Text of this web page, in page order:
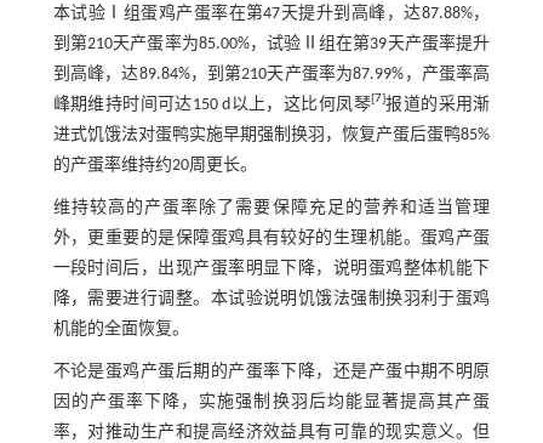
本试验Ⅰ组蛋鸡产蛋率在第47天提升到高峰，达87.88%，
到第210天产蛋率为85.00%，试验Ⅱ组在第39天产蛋率提升
到高峰，达89.84%，到第210天产蛋率为87.99%，产蛋率高
峰期维持时间可达150 d以上，这比何凤琴[7]报道的采用渐
进式饥饿法对蛋鸭实施早期强制换羽，恢复产蛋后蛋鸭85%
的产蛋率维持约20周更长。
维持较高的产蛋率除了需要保障充足的营养和适当管理
外，更重要的是保障蛋鸡具有较好的生理机能。蛋鸡产蛋
一段时间后，出现产蛋率明显下降，说明蛋鸡整体机能下
降，需要进行调整。本试验说明饥饿法强制换羽利于蛋鸡
机能的全面恢复。
不论是蛋鸡产蛋后期的产蛋率下降，还是产蛋中期不明原
因的产蛋率下降，实施强制换羽后均能显著提高其产蛋
率，对推动生产和提高经济效益具有可靠的现实意义。但